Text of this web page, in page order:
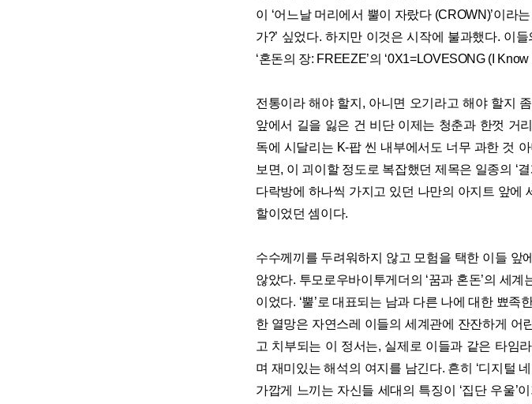
이 ‘어느날 머리에서 뿔이 자랐다 (CROWN)’이라
가?’ 싶었다. 하지만 이것은 시작에 불과했다. 이
‘혼돈의 장: FREEZE’의 ‘0X1=LOVESONG (I
전통이라 해야 할지, 아니면 오기라고 해야 할지
앞에서 길을 잃은 건 비단 이제는 청춘과 한껏 거
독에 시달리는 K-팝 씬 내부에서도 너무 과한 것
보면, 이 괴이할 정도로 복잡했던 제목은 일종의 ‘
다락방에 하나씩 가지고 있던 나만의 아지트 앞에
할이었던 셈이다.
수수께끼를 두려워하지 않고 모험을 택한 이들 앞
않았다. 투모로우바이투게더의 ‘꿈과 혼돈’의 세
이었다. ‘뿔’로 대표되는 남과 다른 나에 대한 뾰
한 열망은 자연스레 이들의 세계관에 잔잔하게 어
고 치부되는 이 정서는, 실제로 이들과 같은 타임
며 재미있는 해석의 여지를 남긴다. 흔히 ‘디지털
가깝게 느끼는 자신들 세대의 특징이 ‘집단 우울’